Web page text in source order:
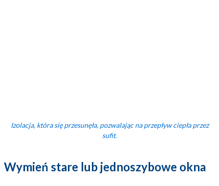
Izolacja, która się przesunęła, pozwalając na przepływ ciepła przez
sufit.
Wymień stare lub jednoszybowe okna